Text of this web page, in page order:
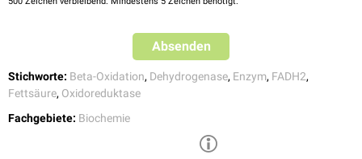
Absenden
Stichworte: Beta-Oxidation, Dehydrogenase, Enzym, FADH2,
Fettsäure, Oxidoreduktase
Fachgebiete: Biochemie